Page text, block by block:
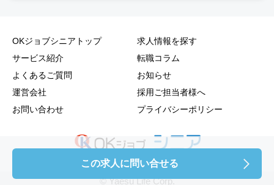
この求人に問い合せる
OKジョブシニアトップ
サービス紹介
よくあるご質問
運営会社
お問い合わせ
求人情報を探す
転職コラム
お知らせ
採用ご担当者様へ
プライバシーポリシー
© Yaesu Life Corp.